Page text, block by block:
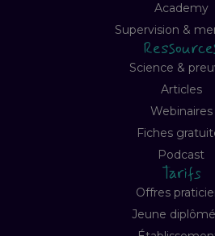
Academy
Supervision &
Science &
Articles
Webinaires
Fiches
Podcast
Tarifs
Offres
Jeune